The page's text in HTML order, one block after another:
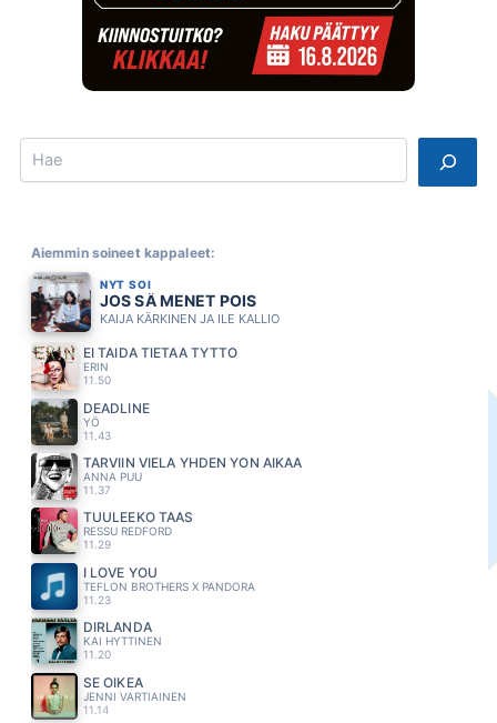
Search
Aiemmin soineet kappaleet:
NYT SOI
JOS SÄ MENET POIS
KAIJA KÄRKINEN JA ILE KALLIO
EI TAIDA TIETÄÄ TYTTÖ
ERIN
11.50
DEADLINE
YÖ
11.43
TARVIIN VIELÄ YHDEN YÖN AIKAA
ANNA PUU
11.37
TUULEEKO TAAS
RESSU REDFORD
11.29
I LOVE YOU
TEFLON BROTHERS X PANDORA
11.23
DIRLANDA
KAI HYTTINEN
11.20
SE OIKEA
JENNI VARTIAINEN
11.14